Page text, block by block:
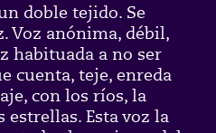
doble tejido. Se
Voz anónima, débil,
habituada a no ser
cuenta, teje, enreda
con los ríos, la
estrellas. Esta voz la